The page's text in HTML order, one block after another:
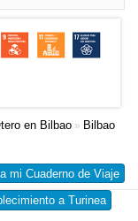
en Bilbao » Bilbao
mi Cuaderno de Viaje
a Turinea